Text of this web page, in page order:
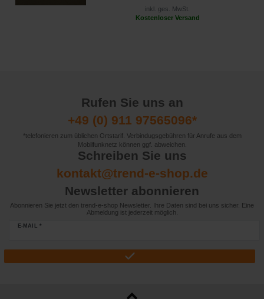
inkl. ges. MwSt.
Kostenloser Versand
Rufen Sie uns an
+49 (0) 911 97565096*
*telefonieren zum üblichen Ortstarif. Verbindugsgebühren für Anrufe aus dem
Mobilfunknetz können ggf. abweichen.
Schreiben Sie uns
kontakt@trend-e-shop.de
Newsletter abonnieren
Abonnieren Sie jetzt den trend-e-shop Newsletter. Ihre Daten sind bei uns sicher. Eine
Abmeldung ist jederzeit möglich.
E-MAIL *